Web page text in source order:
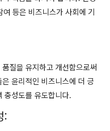
등은 비즈니스가 사회에 기
질을 유지하고 개선함으로써
윤리적인 비즈니스에 더 긍
충성도를 유도합니다.
: